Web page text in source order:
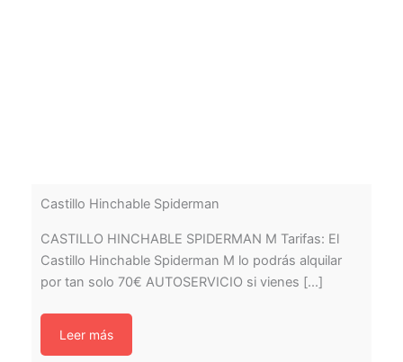
Castillo Hinchable Spiderman
CASTILLO HINCHABLE SPIDERMAN M Tarifas: El
Castillo Hinchable Spiderman M lo podrás alquilar
por tan solo 70€ AUTOSERVICIO si vienes [...]
Leer más